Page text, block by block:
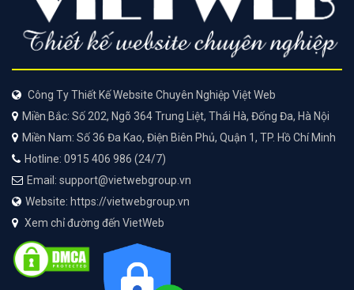
Công Ty Thiết Kế Website Chuyên Nghiệp Việt Web
Miền Bắc: Số 202, Ngõ 364 Trung Liệt, Thái Hà, Đống Đa, Hà Nội
Miền Nam: Số 36 Đa Kao, Điện Biên Phủ, Quận 1, TP. Hồ Chí Minh
Hotline: 0915 406 986 (24/7)
Email: support@vietwebgroup.vn
Website: https://vietwebgroup.vn
Xem chỉ đường đến VietWeb